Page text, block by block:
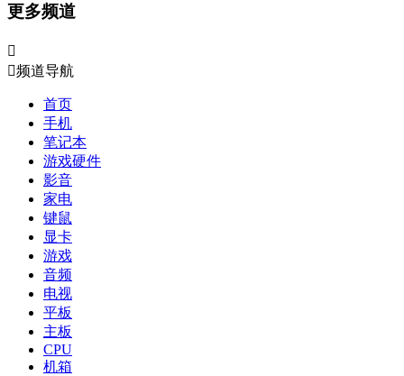
更多频道

频道导航
首页
手机
笔记本
游戏硬件
影音
家电
键鼠
显卡
游戏
音频
电视
平板
主板
CPU
机箱